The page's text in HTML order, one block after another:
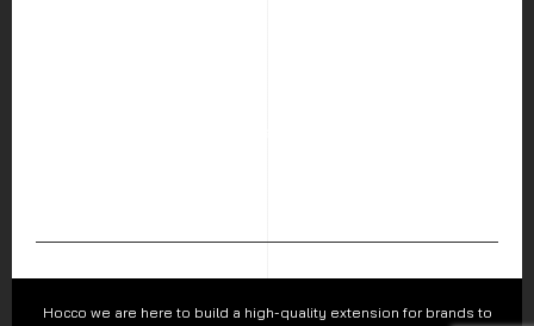
Hocco we are here to build a high-quality extension for brands to